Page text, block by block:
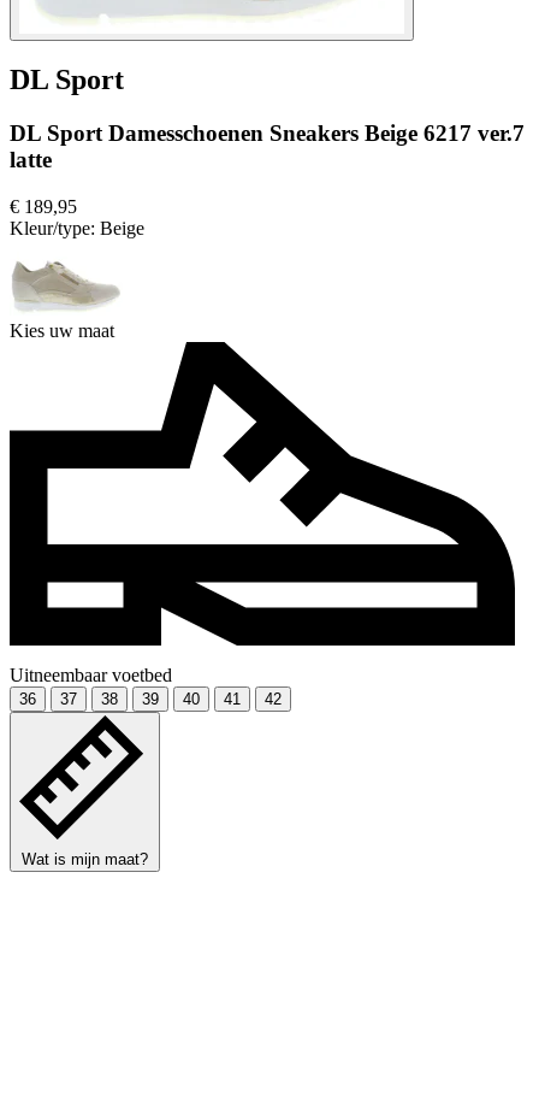
DL Sport
DL Sport Damesschoenen Sneakers Beige 6217 ver.7
latte
€ 189,95
Kleur/type: Beige
Kies uw maat
Uitneembaar voetbed
36 37 38 39 40 41 42
Wat is mijn maat?